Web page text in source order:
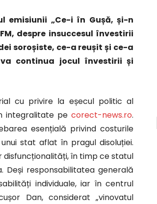
emisiunii „Ce-i în Gușă, și-n
despre insuccesul învestirii
soroșiste, ce-a reușit și ce-a
va continua jocul învestirii și
cu privire la eșecul politic al
integralitate pe corect-news.ro.
esențială privind costurile
stat aflat în pragul disoluției.
disfuncționalități, în timp ce statul
responsabilitatea generală
individuale, iar în centrul
Dan, considerat „vinovatul